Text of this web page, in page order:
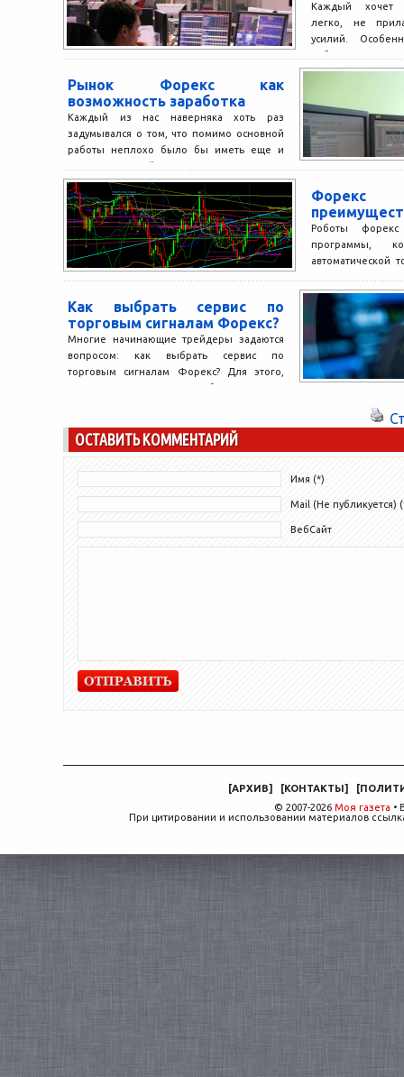
Каждый хочет
легко, не
усилий.
работы на
Рынок Форекс как
возможность заработка
Каждый из нас наверняка хоть раз
задумывался о том, что помимо основной
работы неплохо было бы иметь еще и
дополнительный...
Роботы
программы,
автоматической
самостоятельно,
Как выбрать сервис по
торговым сигналам Форекс?
Многие начинающие трейдеры задаются
вопросом: как выбрать сервис по
торговым сигналам Форекс? Для этого,
конечно, стоит подробно изучить
ОСТАВИТЬ КОММЕНТАРИЙ
Имя (*)
Mail (Не публикуется)
ВебСайт
[АРХИВ] [КОНТАКТЫ] [
© 2007-2026 Моя газета •
При цитировании и использовании материалов